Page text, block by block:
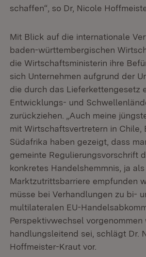
schaffen“, so Dr, Nicole
Mit Blick auf die internationale
baden-württembergischen
die Wirtschaftsministerin ihre
sich Unternehmen aufgrund der
die durch das Lieferkettengesetz
Entwicklungs- und
zurückziehen. „Auch meine
mit Wirtschaftsvertretern in Chile,
Südafrika haben gezeigt, dass
gemeinte Regulierungsvorschrift
konkretes Handelshemmnis, ja als
Marktzutrittsbarriere empfunden
müsse bei Verhandlungen zu bi-
multilateralen EU-
Perspektivwechsel
handlungsleitend sei, schlägt Dr.
Hoffmeister-Kraut vor.